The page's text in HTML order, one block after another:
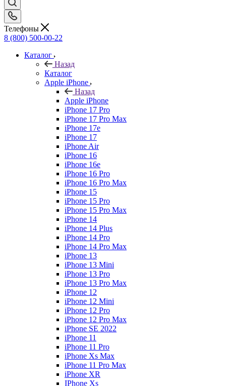
Телефоны
8 (800) 500-00-22
Каталог
Назад
Каталог
Apple iPhone
Назад
Apple iPhone
iPhone 17 Pro
iPhone 17 Pro Max
iPhone 17e
iPhone 17
iPhone Air
iPhone 16
iPhone 16e
iPhone 16 Pro
iPhone 16 Pro Max
iPhone 15
iPhone 15 Pro
iPhone 15 Pro Max
iPhone 14
iPhone 14 Plus
iPhone 14 Pro
iPhone 14 Pro Max
iPhone 13
iPhone 13 Mini
iPhone 13 Pro
iPhone 13 Pro Max
iPhone 12
iPhone 12 Mini
iPhone 12 Pro
iPhone 12 Pro Max
iPhone SE 2022
iPhone 11
iPhone 11 Pro
iPhone Xs Max
iPhone 11 Pro Max
iPhone XR
IPhone Xs